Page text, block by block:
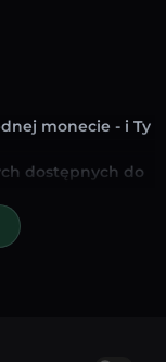
monecie - i Ty
dostępnych do
obiecujących
– znajdziesz